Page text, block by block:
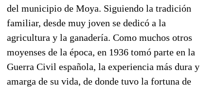
del municipio de Moya. Siguiendo la tradición
familiar, desde muy joven se dedicó a la
agricultura y la ganadería. Como muchos otros
moyenses de la época, en 1936 tomó parte en la
Guerra Civil española, la experiencia más dura y
amarga de su vida, de donde tuvo la fortuna de